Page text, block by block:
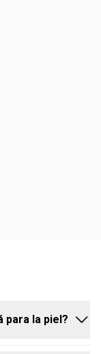
para la piel?